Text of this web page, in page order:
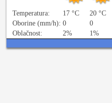
Temperatura:
17 °C
Oborine (mm/h): 0
Oblačnost:
2%
20 °C
0
1%